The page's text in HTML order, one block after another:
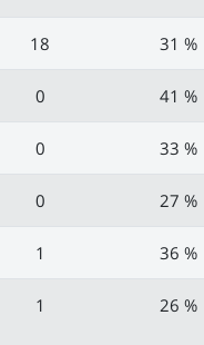
18 31 %
0 41 %
0 33 %
0 27 %
1 36 %
1 26 %